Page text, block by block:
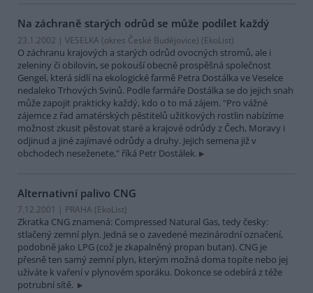
Na záchraně starých odrůd se může podílet každý
23.1.2002 | VESELKA (okres České Budějovice) (EkoList)
O záchranu krajových a starých odrůd ovocných stromů, ale i
zeleniny či obilovin, se pokouší obecně prospěšná společnost
Gengel, která sídlí na ekologické farmě Petra Dostálka ve Veselce
nedaleko Trhových Svinů. Podle farmáře Dostálka se do jejich snah
může zapojit prakticky každý, kdo o to má zájem. "Pro vážné
zájemce z řad amatérských pěstitelů užitkových rostlin nabízíme
možnost zkusit pěstovat staré a krajové odrůdy z Čech, Moravy i
odjinud a jiné zajímavé odrůdy a druhy. Jejich semena již v
obchodech neseženete," říká Petr Dostálek.
Alternativní palivo CNG
7.12.2001 | PRAHA (EkoList)
Zkratka CNG znamená: Compressed Natural Gas, tedy česky:
stlačený zemní plyn. Jedná se o zavedené mezinárodní označení,
podobně jako LPG (což je zkapalněný propan butan). CNG je
přesně ten samý zemní plyn, kterým možná doma topíte nebo jej
užíváte k vaření v plynovém sporáku. Dokonce se odebírá z téže
potrubní sítě.